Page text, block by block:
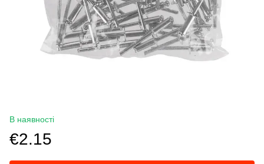
В наявності
€2.15